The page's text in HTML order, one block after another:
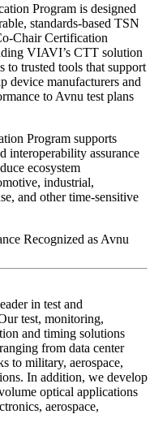
Program is designed
standards-based TSN
Chair Certification
VIAVI’s CTT solution
to trusted tools that support
device manufacturers and
to Avnu test plans
Program supports
interoperability assurance
ecosystem
industrial,
and other time-sensitive
in test and
test, monitoring,
and timing solutions
from data center
to military, aerospace,
In addition, we develop
optical applications
aerospace,